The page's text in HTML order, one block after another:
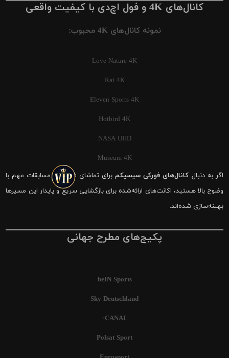
کانال‌های 4K و فول اچ‌دی با کیفیت واقعی
نمونه کانال‌های 4K محبوب:
Love Nature 4K
Rai 4K
Eleven Sports 4K
Hotbird 4K
NASA UHD
Museum 4K
اگر به دنبال کانال‌های فورکی سیسیکمبرای تماشای فوتبال و مسابقات مهم با
وضوح بالا هستید، اکانت‌های ارائه‌شده برای بازگشایی سریع و پایدار این مسیرها
بهینه‌سازی شده‌اند.
پکیج‌های مطرح جهانی
beIN Sports
Sky Deutschland
CANAL+
Polsat Sport